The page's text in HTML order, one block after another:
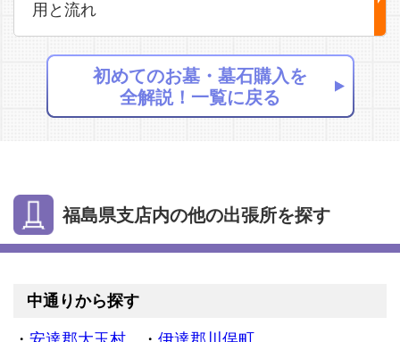
用と流れ
初めてのお墓・墓石購入を
全解説！一覧に戻る
福島県支店内の他の出張所を探す
中通りから探す